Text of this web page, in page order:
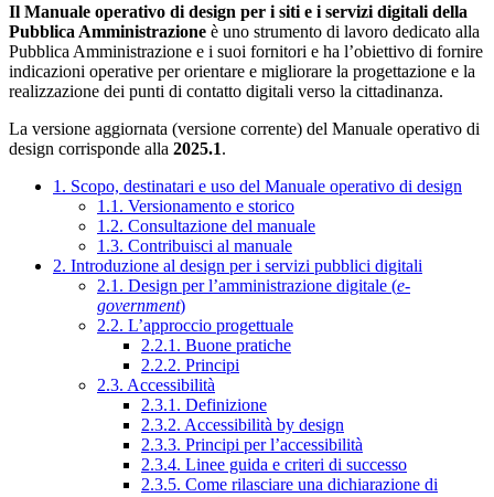
Il Manuale operativo di design per i siti e i servizi digitali della
Pubblica Amministrazione è uno strumento di lavoro dedicato alla
Pubblica Amministrazione e i suoi fornitori e ha l’obiettivo di fornire
indicazioni operative per orientare e migliorare la progettazione e la
realizzazione dei punti di contatto digitali verso la cittadinanza.
La versione aggiornata (versione corrente) del Manuale operativo di
design corrisponde alla 2025.1.
1. Scopo, destinatari e uso del Manuale operativo di design
1.1. Versionamento e storico
1.2. Consultazione del manuale
1.3. Contribuisci al manuale
2. Introduzione al design per i servizi pubblici digitali
2.1. Design per l’amministrazione digitale (e-
government)
2.2. L’approccio progettuale
2.2.1. Buone pratiche
2.2.2. Principi
2.3. Accessibilità
2.3.1. Definizione
2.3.2. Accessibilità by design
2.3.3. Principi per l’accessibilità
2.3.4. Linee guida e criteri di successo
2.3.5. Come rilasciare una dichiarazione di